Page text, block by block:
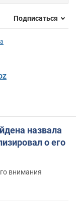
Подписаться
назвала
о его
внимания